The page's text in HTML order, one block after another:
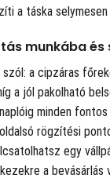
a táska
munkába és
szól: a cipzáras
a jól pakolható
minden
rögzítési
egy
a bevásárlás